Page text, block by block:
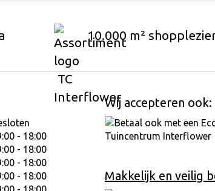
10.000 m²
- 18:00
- 18:00
- 18:00
- 18:00
Wij accepteren ook:
Makkelijk en veilig